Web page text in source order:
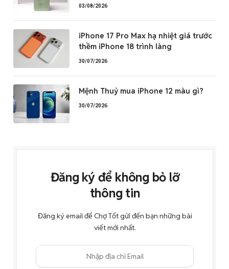
03/08/2026
iPhone 17 Pro Max hạ nhiệt giá trước
thềm iPhone 18 trình làng
30/07/2026
Mệnh Thuỷ mua iPhone 12 màu gì?
30/07/2026
Đăng ký để không bỏ lỡ
thông tin
Đăng ký email để Chợ Tốt gửi đến bạn những bài
viết mới nhất.